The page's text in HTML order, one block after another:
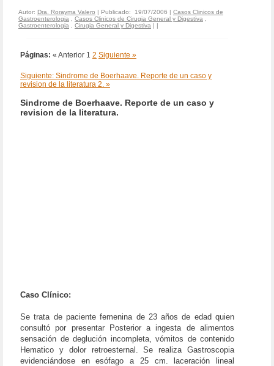
Autor: Dra. Rorayma Valero | Publicado: 19/07/2006 | Casos Clinicos de
Gastroenterologia
Casos Clinicos de Cirugia General y Digestiva
Gastroenterologia
Cirugia General y Digestiva | |
Páginas: « Anterior 1 2 Siguiente »
Siguiente: Sindrome de Boerhaave. Reporte de un caso y
revision de la literatura 2. »
Sindrome de Boerhaave. Reporte de un caso y
revision de la literatura.
Caso Clínico:
Se trata de paciente femenina de 23 años de edad quien
consultó por presentar Posterior a ingesta de alimentos
sensación de deglución incompleta, vómitos de contenido
Hematico y dolor retroesternal. Se realiza Gastroscopia
evidenciándose en esófago a 25 cm. laceración lineal